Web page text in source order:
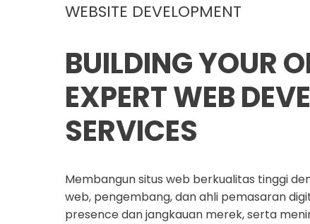
WEBSITE DEVELOPMENT
BUILDING YOUR
EXPERT WEB
SERVICES
Membangun situs web berkualitas tinggi
web, pengembang, dan ahli pemasaran
presence dan jangkauan merek, serta